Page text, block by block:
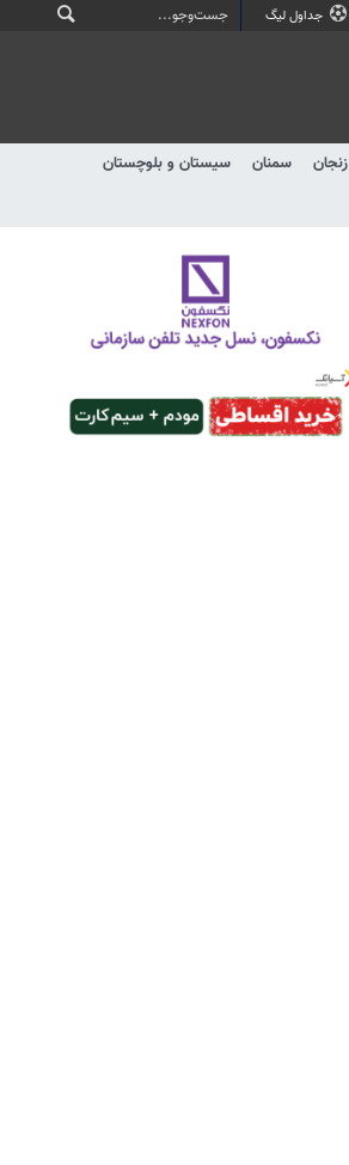
جداول لیگ
زنجان سمنان
سیستان و بلوچستان